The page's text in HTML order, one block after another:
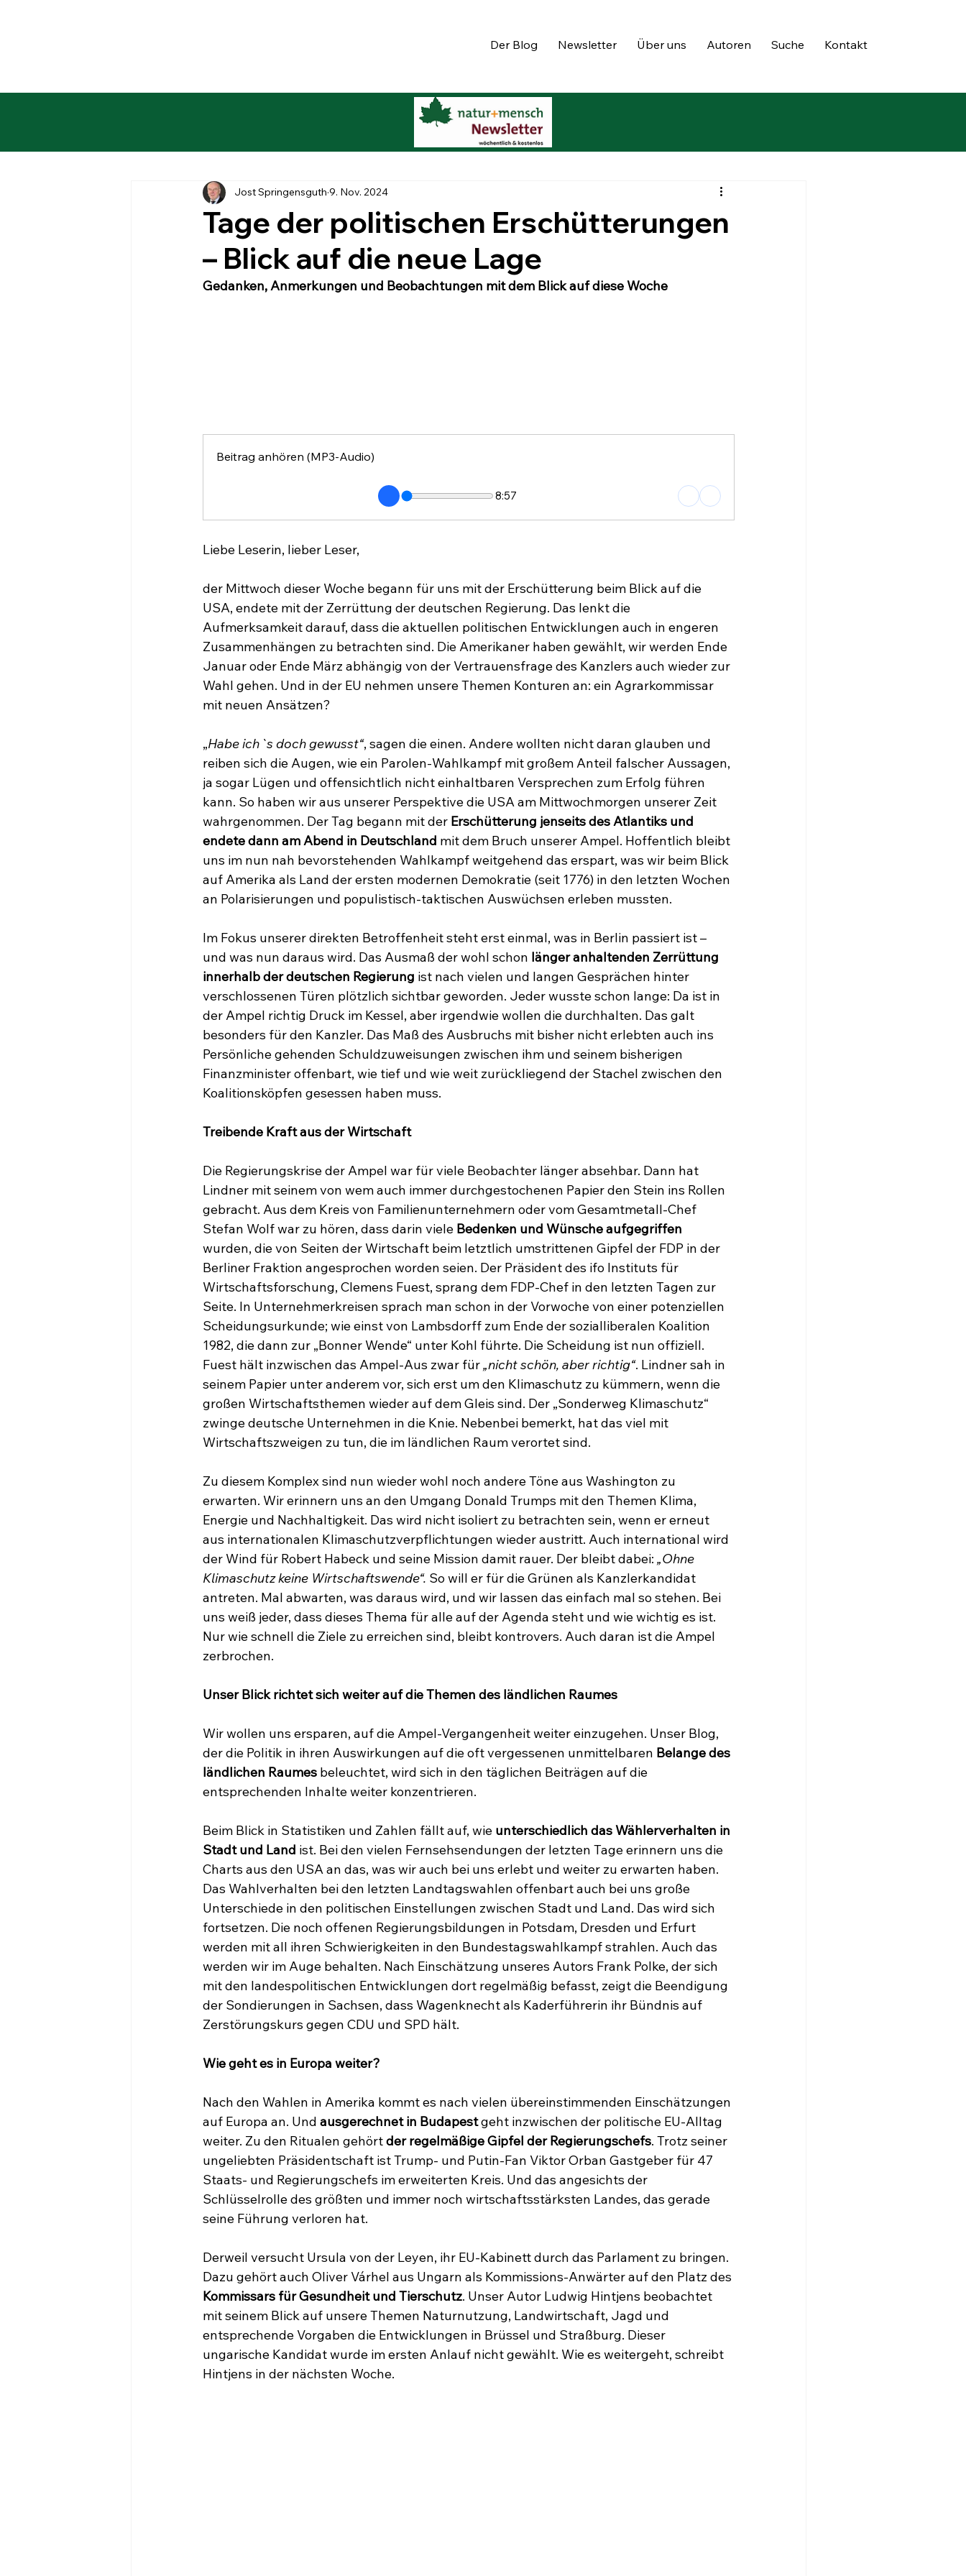
Der Blog Newsletter Über uns Autoren Suche Kontakt
Tage der politischen Erschütterungen
– Blick auf die neue Lage
Jost Springensguth 9. Nov. 2024
Gedanken, Anmerkungen und Beobachtungen mit dem Blick auf diese Woche
Beitrag anhören (MP3-Audio)
8:57
Liebe Leserin, lieber Leser,
der Mittwoch dieser Woche begann für uns mit der Erschütterung beim Blick auf die
USA, endete mit der Zerrüttung der deutschen Regierung. Das lenkt die
Aufmerksamkeit darauf, dass die aktuellen politischen Entwicklungen auch in engeren
Zusammenhängen zu betrachten sind. Die Amerikaner haben gewählt, wir werden Ende
Januar oder Ende März abhängig von der Vertrauensfrage des Kanzlers auch wieder zur
Wahl gehen. Und in der EU nehmen unsere Themen Konturen an: ein Agrarkommissar
mit neuen Ansätzen?
„Habe ich`s doch gewusst“, sagen die einen. Andere wollten nicht daran glauben und
reiben sich die Augen, wie ein Parolen-Wahlkampf mit großem Anteil falscher Aussagen,
ja sogar Lügen und offensichtlich nicht einhaltbaren Versprechen zum Erfolg führen
kann. So haben wir aus unserer Perspektive die USA am Mittwochmorgen unserer Zeit
wahrgenommen. Der Tag begann mit der Erschütterung jenseits des Atlantiks und
endete dann am Abend in Deutschland mit dem Bruch unserer Ampel. Hoffentlich bleibt
uns im nun nah bevorstehenden Wahlkampf weitgehend das erspart, was wir beim Blick
auf Amerika als Land der ersten modernen Demokratie (seit 1776) in den letzten Wochen
an Polarisierungen und populistisch-taktischen Auswüchsen erleben mussten.
Im Fokus unserer direkten Betroffenheit steht erst einmal, was in Berlin passiert ist –
und was nun daraus wird. Das Ausmaß der wohl schon länger anhaltenden Zerrüttung
innerhalb der deutschen Regierung ist nach vielen und langen Gesprächen hinter
verschlossenen Türen plötzlich sichtbar geworden. Jeder wusste schon lange: Da ist in
der Ampel richtig Druck im Kessel, aber irgendwie wollen die durchhalten. Das galt
besonders für den Kanzler. Das Maß des Ausbruchs mit bisher nicht erlebten auch ins
Persönliche gehenden Schuldzuweisungen zwischen ihm und seinem bisherigen
Finanzminister offenbart, wie tief und wie weit zurückliegend der Stachel zwischen den
Koalitionsköpfen gesessen haben muss.
Treibende Kraft aus der Wirtschaft
Die Regierungskrise der Ampel war für viele Beobachter länger absehbar. Dann hat
Lindner mit seinem von wem auch immer durchgestochenen Papier den Stein ins Rollen
gebracht. Aus dem Kreis von Familienunternehmern oder vom Gesamtmetall-Chef
Stefan Wolf war zu hören, dass darin viele Bedenken und Wünsche aufgegriffen
wurden, die von Seiten der Wirtschaft beim letztlich umstrittenen Gipfel der FDP in der
Berliner Fraktion angesprochen worden seien. Der Präsident des ifo Instituts für
Wirtschaftsforschung, Clemens Fuest, sprang dem FDP-Chef in den letzten Tagen zur
Seite. In Unternehmerkreisen sprach man schon in der Vorwoche von einer potenziellen
Scheidungsurkunde; wie einst von Lambsdorff zum Ende der sozialliberalen Koalition
1982, die dann zur „Bonner Wende“ unter Kohl führte. Die Scheidung ist nun offiziell.
Fuest hält inzwischen das Ampel-Aus zwar für „nicht schön, aber richtig“. Lindner sah in
seinem Papier unter anderem vor, sich erst um den Klimaschutz zu kümmern, wenn die
großen Wirtschaftsthemen wieder auf dem Gleis sind. Der „Sonderweg Klimaschutz“
zwinge deutsche Unternehmen in die Knie. Nebenbei bemerkt, hat das viel mit
Wirtschaftszweigen zu tun, die im ländlichen Raum verortet sind.
Zu diesem Komplex sind nun wieder wohl noch andere Töne aus Washington zu
erwarten. Wir erinnern uns an den Umgang Donald Trumps mit den Themen Klima,
Energie und Nachhaltigkeit. Das wird nicht isoliert zu betrachten sein, wenn er erneut
aus internationalen Klimaschutzverpflichtungen wieder austritt. Auch international wird
der Wind für Robert Habeck und seine Mission damit rauer. Der bleibt dabei: „Ohne
Klimaschutz keine Wirtschaftswende“. So will er für die Grünen als Kanzlerkandidat
antreten. Mal abwarten, was daraus wird, und wir lassen das einfach mal so stehen. Bei
uns weiß jeder, dass dieses Thema für alle auf der Agenda steht und wie wichtig es ist.
Nur wie schnell die Ziele zu erreichen sind, bleibt kontrovers. Auch daran ist die Ampel
zerbrochen.
Unser Blick richtet sich weiter auf die Themen des ländlichen Raumes
Wir wollen uns ersparen, auf die Ampel-Vergangenheit weiter einzugehen. Unser Blog,
der die Politik in ihren Auswirkungen auf die oft vergessenen unmittelbaren Belange des
ländlichen Raumes beleuchtet, wird sich in den täglichen Beiträgen auf die
entsprechenden Inhalte weiter konzentrieren.
Beim Blick in Statistiken und Zahlen fällt auf, wie unterschiedlich das Wählerverhalten in
Stadt und Land ist. Bei den vielen Fernsehsendungen der letzten Tage erinnern uns die
Charts aus den USA an das, was wir auch bei uns erlebt und weiter zu erwarten haben.
Das Wahlverhalten bei den letzten Landtagswahlen offenbart auch bei uns große
Unterschiede in den politischen Einstellungen zwischen Stadt und Land. Das wird sich
fortsetzen. Die noch offenen Regierungsbildungen in Potsdam, Dresden und Erfurt
werden mit all ihren Schwierigkeiten in den Bundestagswahlkampf strahlen. Auch das
werden wir im Auge behalten. Nach Einschätzung unseres Autors Frank Polke, der sich
mit den landespolitischen Entwicklungen dort regelmäßig befasst, zeigt die Beendigung
der Sondierungen in Sachsen, dass Wagenknecht als Kaderführerin ihr Bündnis auf
Zerstörungskurs gegen CDU und SPD hält.
Wie geht es in Europa weiter?
Nach den Wahlen in Amerika kommt es nach vielen übereinstimmenden Einschätzungen
auf Europa an. Und ausgerechnet in Budapest geht inzwischen der politische EU-Alltag
weiter. Zu den Ritualen gehört der regelmäßige Gipfel der Regierungschefs. Trotz seiner
ungeliebten Präsidentschaft ist Trump- und Putin-Fan Viktor Orban Gastgeber für 47
Staats- und Regierungschefs im erweiterten Kreis. Und das angesichts der
Schlüsselrolle des größten und immer noch wirtschaftsstärksten Landes, das gerade
seine Führung verloren hat.
Derweil versucht Ursula von der Leyen, ihr EU-Kabinett durch das Parlament zu bringen.
Dazu gehört auch Oliver Várhel aus Ungarn als Kommissions-Anwärter auf den Platz des
Kommissars für Gesundheit und Tierschutz. Unser Autor Ludwig Hintjens beobachtet
mit seinem Blick auf unsere Themen Naturnutzung, Landwirtschaft, Jagd und
entsprechende Vorgaben die Entwicklungen in Brüssel und Straßburg. Dieser
ungarische Kandidat wurde im ersten Anlauf nicht gewählt. Wie es weitergeht, schreibt
Hintjens in der nächsten Woche.